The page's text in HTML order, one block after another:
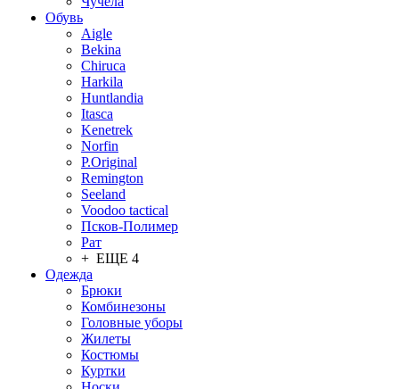
Обувь
Aigle
Bekina
Chiruсa
Harkila
Huntlandia
Itasca
Kenetrek
Norfin
P.Original
Remington
Seeland
Voodoo tactical
Псков-Полимер
Рат
+ ЕЩЕ 4
Одежда
Брюки
Комбинезоны
Головные уборы
Жилеты
Костюмы
Куртки